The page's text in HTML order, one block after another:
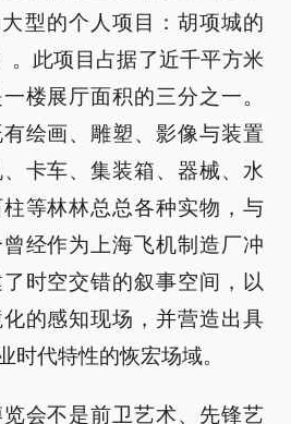
型的个人项目：胡项城的
。此项目占据了近千平方米
楼展厅面积的三分之一。
绘画、雕塑、影像与装置
卡车、集装箱、器械、水
等林林总总各种实物，与
经作为上海飞机制造厂冲
时空交错的叙事空间，以
的感知现场，并营造出具
时代特性的恢宏场域。
会不是前卫艺术、先锋艺